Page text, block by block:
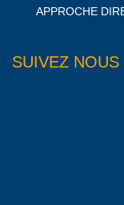
APPROCHE
SUIVEZ NOUS